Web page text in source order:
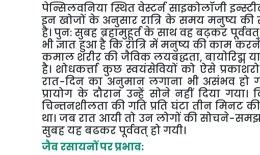
पेन्सिलवनिया स्थित वेस्टर्न साइकोलॉजी
इन खोजों के अनुसार रात्रि के समय मनुष्य की
है। पुन: सुबह ब्रहामुहूर्त के साथ वह बढ़कर
भी ज्ञात हुआ है कि रात्रि में मनुष्य की काम
कमाल शरीर की जैविक लयबद्धता, बायोरिद्म
है। शोधकर्त्ता कुछ स्वयंसेवियों को ऐसे
रात-दिन का अनुमान लगाना भी असंभव हो
प्रायोग के दौरान उन्हें सोने नहीं दिया
चिन्तनशीलता की गति प्रति घंटा तीन मिनट
था। जब रात आयी तो उन लोगों की सोचने-
सुबह यह बढकर पूर्ववत् हो गयी।
जैव रसायनों पर प्रभाव: